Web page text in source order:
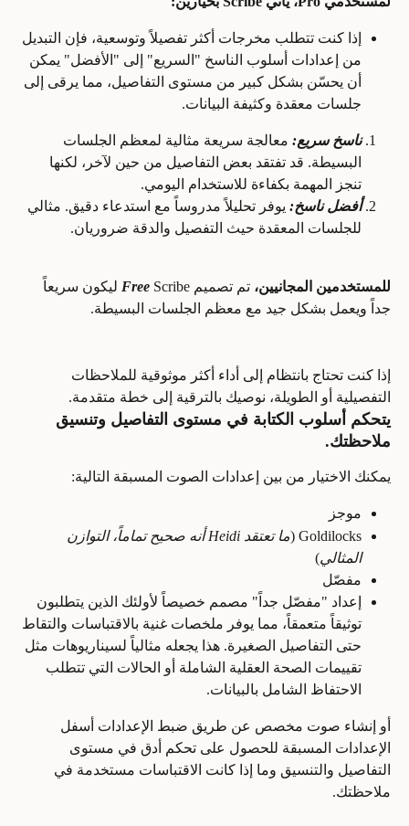
إذا كنت تتطلب مخرجات أكثر تفصيلاً وتوسعية، فإن التبديل
من إعدادات أسلوب الناسخ "السريع" إلى "الأفضل" يمكن
أن يحسّن بشكل كبير من مستوى التفاصيل، مما يرقى إلى
جلسات معقدة وكثيفة البيانات.
ناسخ سريع: معالجة سريعة مثالية لمعظم الجلسات
البسيطة. قد تفتقد بعض التفاصيل من حين لآخر، لكنها
تنجز المهمة بكفاءة للاستخدام اليومي.
أفضل ناسخ: يوفر تحليلاً مدروساً مع استدعاء دقيق. مثالي
للجلسات المعقدة حيث التفصيل والدقة ضروريان.
للمستخدمين المجانيين، تم تصميم Free Scribe ليكون سريعاً
جداً ويعمل بشكل جيد مع معظم الجلسات البسيطة.
إذا كنت تحتاج بانتظام إلى أداء أكثر موثوقية للملاحظات
التفصيلية أو الطويلة، نوصيك بالترقية إلى خطة متقدمة.
​يتحكم أسلوب الكتابة في مستوى التفاصيل وتنسيق
ملاحظتك.
يمكنك الاختيار من بين إعدادات الصوت المسبقة التالية:
موجز
Goldilocks (
ما تعتقد Heidi أنه صحيح تماماً، التوازن
المثالي)
مفصّل
إعداد "مفصّل جداً" مصمم خصيصاً لأولئك الذين يتطلبون
توثيقاً متعمقاً، مما يوفر ملخصات غنية بالاقتباسات والتقاط
حتى التفاصيل الصغيرة. هذا يجعله مثالياً لسيناريوهات مثل
تقييمات الصحة العقلية الشاملة أو الحالات التي تتطلب
الاحتفاظ الشامل بالبيانات.
أو إنشاء صوت مخصص عن طريق ضبط الإعدادات أسفل
الإعدادات المسبقة للحصول على تحكم أدق في مستوى
التفاصيل والتنسيق وما إذا كانت الاقتباسات مستخدمة في
ملاحظتك.